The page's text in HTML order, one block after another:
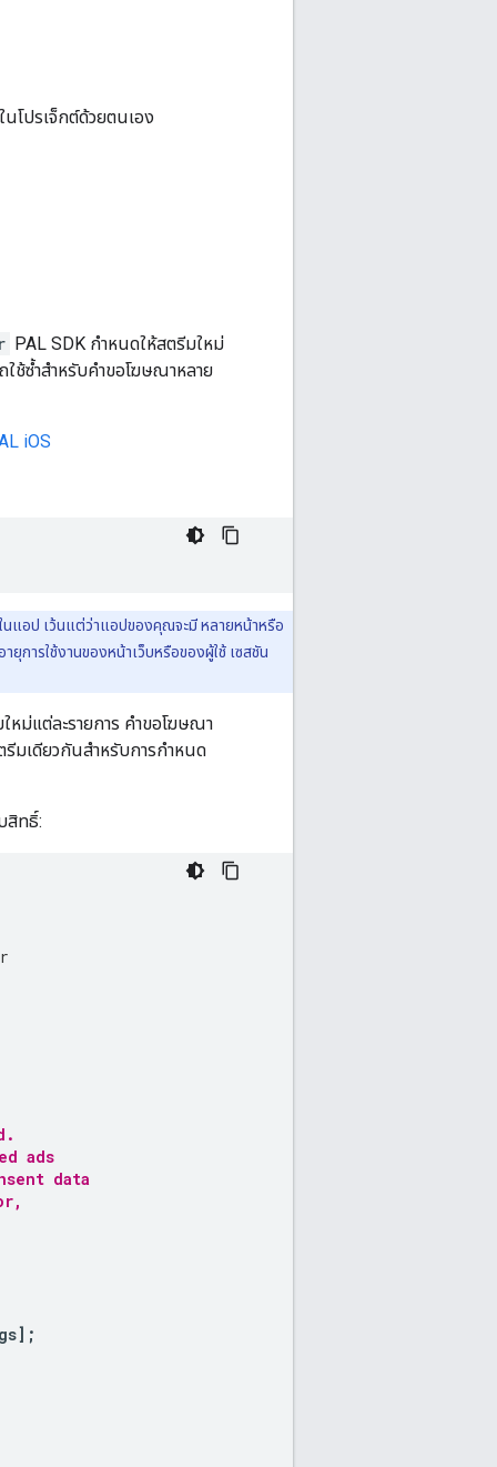
โปรเจ็กต์ด้วยตนเอง
PAL SDK กำหนดให้สตรีมใหม่
ใช้ซ้ำสำหรับคำขอโฆษณาหลาย
iOS
นแอป เว้นแต่ว่าแอปของคุณจะมี หลายหน้าหรือ
การใช้งานของหน้าเว็บหรือของผู้ใช้ เซสชัน
หม่แต่ละรายการ คำขอโฆษณา
มเดียวกันสำหรับการกำหนด
สิทธิ์:
ads
data
];